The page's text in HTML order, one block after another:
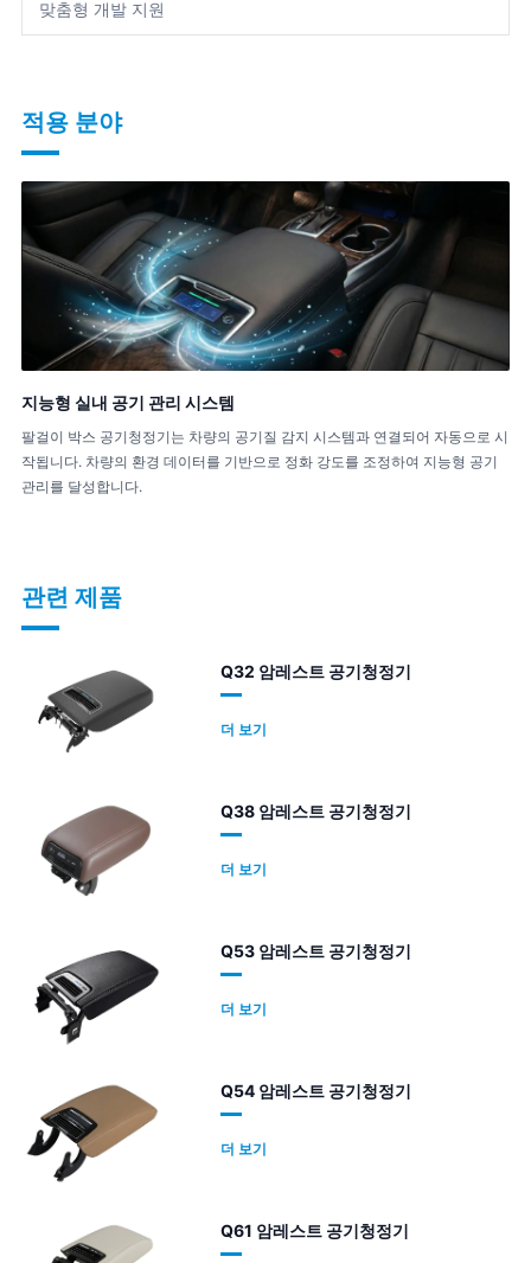
맞춤형 개발 지원
적용 분야
지능형 실내 공기 관리 시스템
팔걸이 박스 공기청정기는 차량의 공기질 감지 시스템과 연결되어 자동으로 시
작됩니다. 차량의 환경 데이터를 기반으로 정화 강도를 조정하여 지능형 공기
관리를 달성합니다.
관련 제품
Q32 암레스트 공기청정기
더 보기
Q38 암레스트 공기청정기
더 보기
Q53 암레스트 공기청정기
더 보기
Q54 암레스트 공기청정기
더 보기
Q61 암레스트 공기청정기